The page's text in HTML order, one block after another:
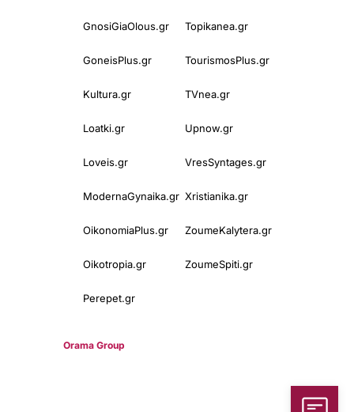
GnosiGiaOlous.gr Topikanea.gr
GoneisPlus.gr TourismosPlus.gr
Kultura.gr TVnea.gr
Loatki.gr Upnow.gr
Loveis.gr VresSyntages.gr
ModernaGynaika.gr Xristianika.gr
OikonomiaPlus.gr ZoumeKalytera.gr
Oikotropia.gr ZoumeSpiti.gr
Perepet.gr
Orama Group